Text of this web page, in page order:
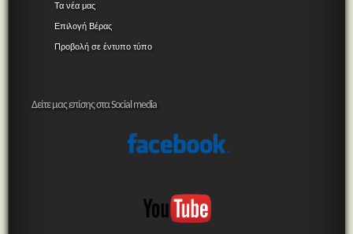
Τα νέα μας
Επιλογή Βέρας
Προβολή σε έντυπο τύπο
Δείτε μας επίσης στα Social media